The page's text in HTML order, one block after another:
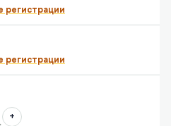
регистрации
регистрации
+